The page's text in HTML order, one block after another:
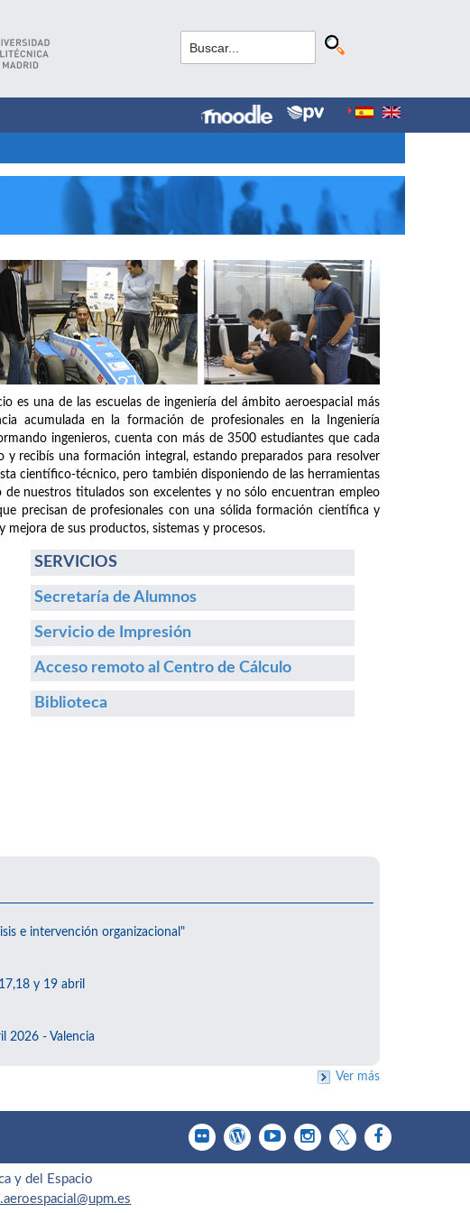
es una de las escuelas de ingeniería del ámbito aeroespacial más
acumulada en la formación de profesionales en la Ingeniería
ingenieros, cuenta con más de 3500 estudiantes que cada
y recibís una formación integral, estando preparados para resolver
científico-técnico, pero también disponiendo de las herramientas
de nuestros titulados son excelentes y no sólo encuentran empleo
precisan de profesionales con una sólida formación científica y
de sus productos, sistemas y procesos.
SERVICIOS
Secretaría de Alumnos
Servicio de Impresión
Acceso remoto al Centro de Cálculo
Biblioteca
e intervención organizacional"
y 19 abril
2026 - Valencia
Ver más
y del Espacio